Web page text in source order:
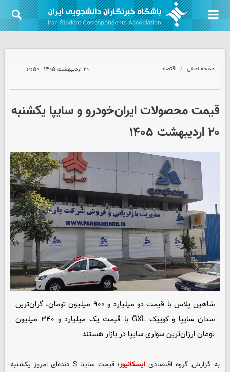
صفحه اصلی اقتصاد ۲۰ اردیبهشت ۱۴۰۵ - ۱۰:۵۰
قیمت محصولات ایران‌خودرو و سایپا یکشنبه
۲۰ اردیبهشت ۱۴۰۵
شاهین پلاس با قیمت دو میلیارد و ۹۰۰ میلیون تومان، گران‌ترین
سدان سایپا و کوییک GXL با قیمت یک میلیارد و ۳۴۰ میلیون
تومان ارزان‌ترین سواری سایپا در بازار هستند
به گزارش گروه اقتصادی ایسکانیوز
؛ قیمت ساینا S دنده‌ای امروز یکشنبه